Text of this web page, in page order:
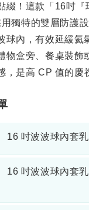
綴！這款「16吋『
獨特的雙層防護
球內，有效延緩氦
物盒旁、餐桌裝飾
，是高 CP 值的慶
16 吋波波球內套
16 吋波波球內套